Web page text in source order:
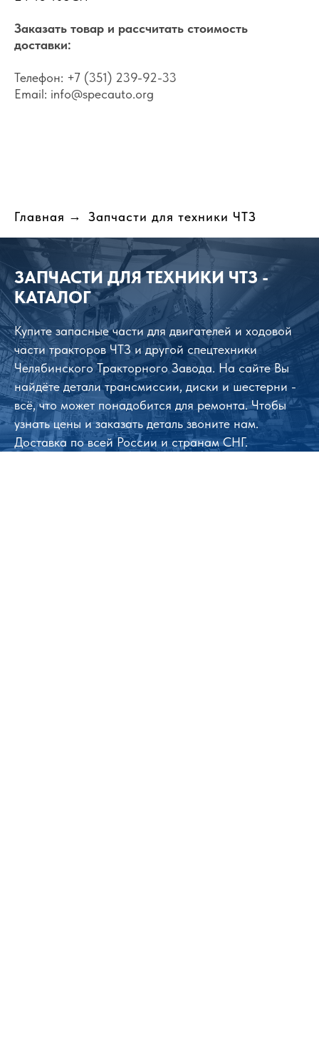
Заказать товар и рассчитать стоимость
доставки:
Телефон: +7 (351) 239-92-33
Email: info@specauto.org
Главная → Запчасти для техники ЧТЗ
ЗАПЧАСТИ ДЛЯ ТЕХНИКИ ЧТЗ -
КАТАЛОГ
Купите запасные части для двигателей и ходовой
части тракторов ЧТЗ и другой спецтехники
Челябинского Тракторного Завода. На сайте Вы
найдёте детали трансмиссии, диски и шестерни -
всё, что может понадобится для ремонта. Чтобы
узнать цены и заказать деталь звоните нам.
Доставка по всей России и странам СНГ.